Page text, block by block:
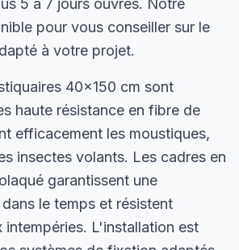
5 à 7 jours ouvrés. Notre
pour vous conseiller sur le
à votre projet.
40×150 cm sont
haute résistance en fibre de
efficacement les moustiques,
insectes volants. Les cadres en
garantissent une
le temps et résistent
intempéries. L'installation est